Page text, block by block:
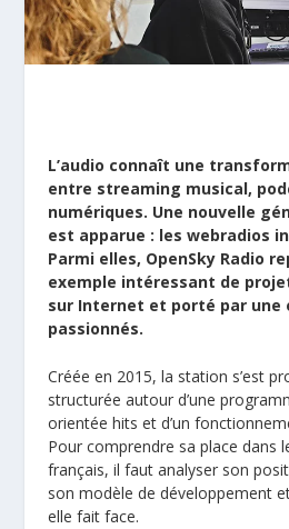
L’audio connaît une
entre streaming musical,
numériques. Une nouvelle
est apparue : les webradios
Parmi elles, OpenSky Radio
exemple intéressant de
sur Internet et porté par une
passionnés.
Créée en 2015, la station s’est
structurée autour d’une
orientée hits et d’un
Pour comprendre sa place dans
français, il faut analyser son
son modèle de développement
elle fait face.